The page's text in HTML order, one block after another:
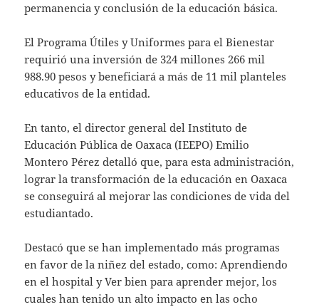
permanencia y conclusión de la educación básica.
El Programa Útiles y Uniformes para el Bienestar
requirió una inversión de 324 millones 266 mil
988.90 pesos y beneficiará a más de 11 mil planteles
educativos de la entidad.
En tanto, el director general del Instituto de
Educación Pública de Oaxaca (IEEPO) Emilio
Montero Pérez detalló que, para esta administración,
lograr la transformación de la educación en Oaxaca
se conseguirá al mejorar las condiciones de vida del
estudiantado.
Destacó que se han implementado más programas
en favor de la niñez del estado, como: Aprendiendo
en el hospital y Ver bien para aprender mejor, los
cuales han tenido un alto impacto en las ocho